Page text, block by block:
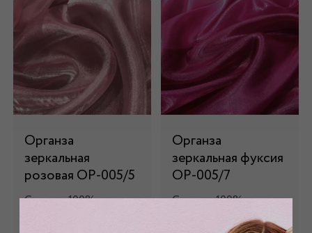
Органза
зеркальная
розовая ОР-005/5
Состав: 100% пэ
Органза
зеркальная фуксия
ОР-005/7
Состав: 100% пэ